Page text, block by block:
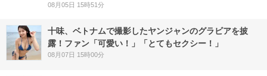
08月05日 15時51分
十味、ベトナムで撮影したヤンジャンのグラビアを披
露！ファン「可愛い！」「とてもセクシー！」
08月07日 15時00分